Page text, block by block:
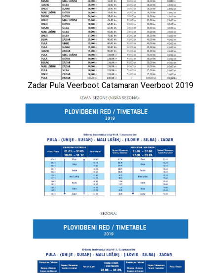
Zadar Pula Veerboot Catamaran Veerboot 2019